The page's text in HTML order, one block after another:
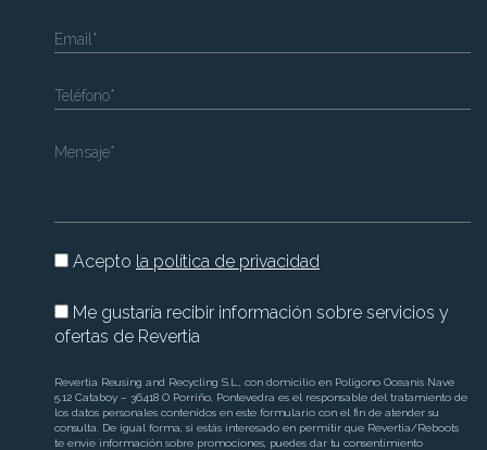
Email*
Teléfono*
Mensaje*
Acepto la política de privacidad
Me gustaría recibir información sobre servicios y
ofertas de Revertia
Revertia Reusing and Recycling S.L., con domicilio en Polígono Oceanis Nave
5.12 Cataboy – 36418 O Porriño, Pontevedra es el responsable del tratamiento de
los datos personales contenidos en este formulario con el fin de atender su
consulta. De igual forma, si estás interesado en permitir que Revertia/Reboots
te envíe información sobre promociones, puedes dar tu consentimiento